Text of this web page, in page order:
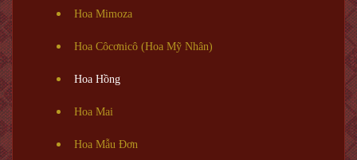
Hoa Mimoza
Hoa Côcơnicô (Hoa Mỹ Nhân)
Hoa Hồng
Hoa Mai
Hoa Mẫu Đơn